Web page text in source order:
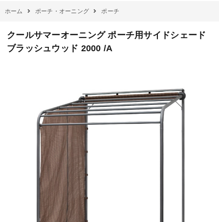
ホーム ポーチ・オーニング ポーチ
クールサマーオーニング ポーチ用サイドシェード
ブラッシュウッド 2000 /A